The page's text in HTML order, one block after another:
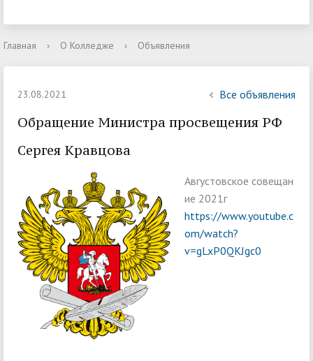
Главная › О Колледже › Объявления
23.08.2021 Все объявления
Обращение Министра просвещения РФ
Сергея Кравцова
Августовское совещан
ие 2021г
https://www.youtube.c
om/watch?
v=gLxP0QKJgc0